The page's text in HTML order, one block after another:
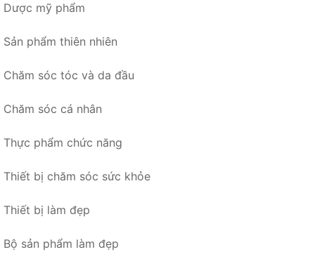
Dược mỹ phẩm
Sản phẩm thiên nhiên
Chăm sóc tóc và da đầu
Chăm sóc cá nhân
Thực phẩm chức năng
Thiết bị chăm sóc sức khỏe
Thiết bị làm đẹp
Bộ sản phẩm làm đẹp